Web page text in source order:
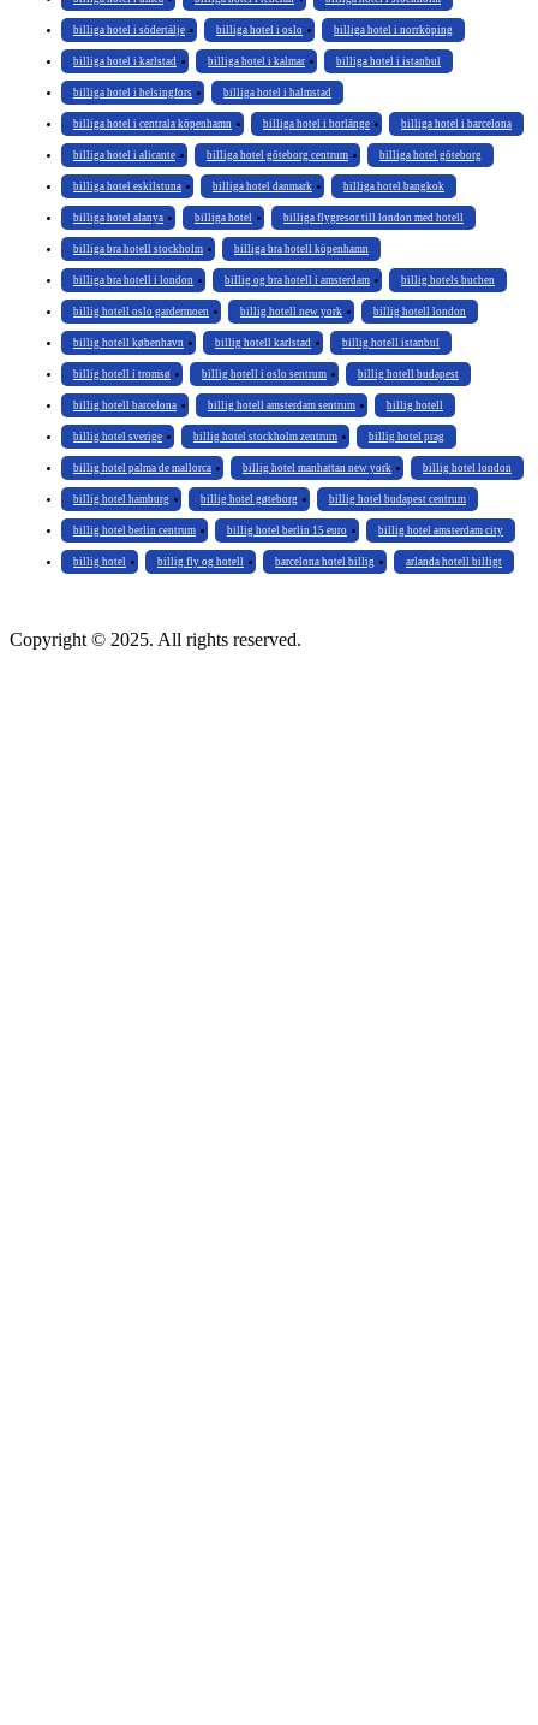
billiga hotel i södertälje billiga hotel i oslo billiga hotel i norrköping
billiga hotel i karlstad billiga hotel i kalmar billiga hotel i istanbul
billiga hotel i helsingfors billiga hotel i halmstad
billiga hotel i centrala köpenhamn billiga hotel i borlänge billiga hotel i barcelona
billiga hotel i alicante billiga hotel göteborg centrum billiga hotel göteborg
billiga hotel eskilstuna billiga hotel danmark billiga hotel bangkok
billiga hotel alanya billiga hotel billiga flygresor till london med hotell
billiga bra hotell stockholm billiga bra hotell köpenhamn
billiga bra hotell i london billig og bra hotell i amsterdam billig hotels buchen
billig hotell oslo gardermoen billig hotell new york billig hotell london
billig hotell københavn billig hotell karlstad billig hotell istanbul
billig hotell i tromsø billig hotell i oslo sentrum billig hotell budapest
billig hotell barcelona billig hotell amsterdam sentrum billig hotell
billig hotel sverige billig hotel stockholm zentrum billig hotel prag
billig hotel palma de mallorca billig hotel manhattan new york billig hotel london
billig hotel hamburg billig hotel gøteborg billig hotel budapest centrum
billig hotel berlin centrum billig hotel berlin 15 euro billig hotel amsterdam city
billig hotel billig fly og hotell barcelona hotel billig arlanda hotell billigt
Copyright © 2025. All rights reserved.